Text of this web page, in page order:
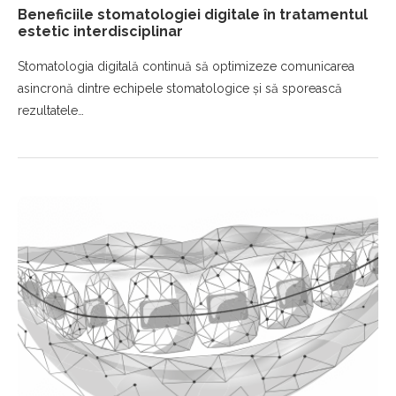
Beneficiile stomatologiei digitale în tratamentul
estetic interdisciplinar
Stomatologia digitală continuă să optimizeze comunicarea
asincronă dintre echipele stomatologice și să sporească
rezultatele…